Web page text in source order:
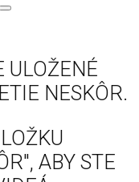
ULOŽENÉ
NESKÔR.
ABY STE